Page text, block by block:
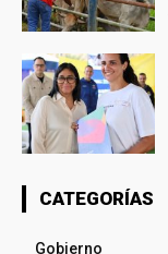
CATEGORÍAS
Gobierno